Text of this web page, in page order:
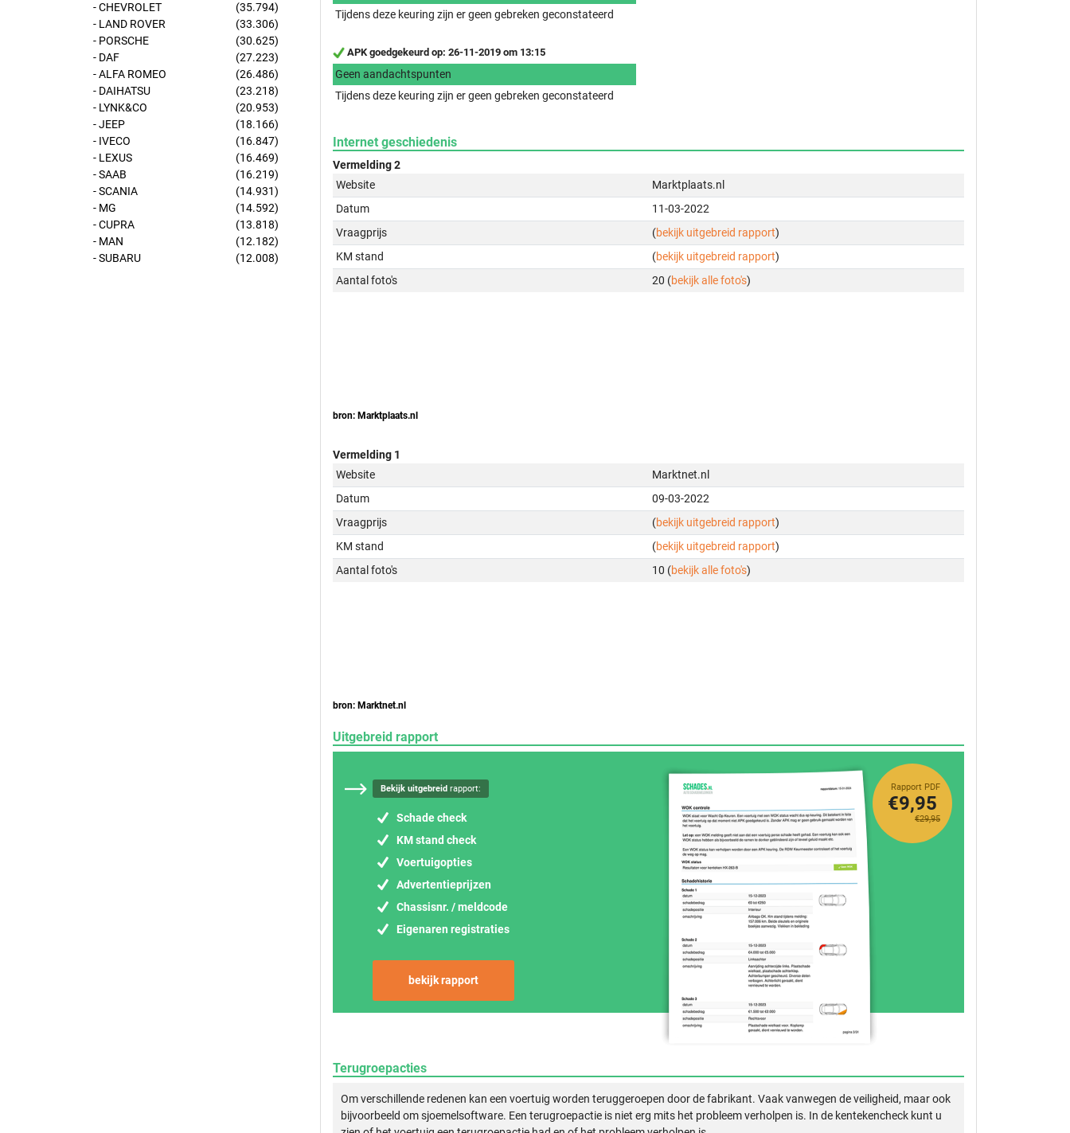
- CHEVROLET
(35.794)
- LAND ROVER
(33.306)
- PORSCHE
(30.625)
- DAF
(27.223)
- ALFA ROMEO
(26.486)
- DAIHATSU
(23.218)
- LYNK&CO
(20.953)
- JEEP
(18.166)
- IVECO
(16.847)
- LEXUS
(16.469)
- SAAB
(16.219)
- SCANIA
(14.931)
- MG
(14.592)
- CUPRA
(13.818)
- MAN
(12.182)
- SUBARU
(12.008)
Tijdens deze keuring zijn er geen gebreken geconstateerd
APK goedgekeurd op: 26-11-2019 om 13:15
Geen aandachtspunten
Tijdens deze keuring zijn er geen gebreken geconstateerd
Internet geschiedenis
Vermelding 2
Website
Marktplaats.nl
Datum
11-03-2022
Vraagprijs
(bekijk uitgebreid rapport)
KM stand
(bekijk uitgebreid rapport)
Aantal foto's
20 (bekijk alle foto's)
bron: Marktplaats.nl
Vermelding 1
Website
Marktnet.nl
Datum
09-03-2022
Vraagprijs
(bekijk uitgebreid rapport)
KM stand
(bekijk uitgebreid rapport)
Aantal foto's
10 (bekijk alle foto's)
bron: Marktnet.nl
Uitgebreid rapport
Bekijk uitgebreid rapport:
Schade check
KM stand check
Voertuigopties
Advertentieprijzen
Chassisnr. / meldcode
Eigenaren registraties
bekijk rapport
Rapport PDF
€29,95
€9,95
Terugroepacties
Om verschillende redenen kan een voertuig worden teruggeroepen door de fabrikant. Vaak vanwegen de veiligheid, maar ook
bijvoorbeeld om sjoemelsoftware. Een terugroepactie is niet erg mits het probleem verholpen is. In de kentekencheck kunt u